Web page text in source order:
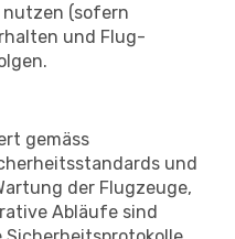
(sofern
und Flug-
gemäss
und
der Flugzeuge,
Abläufe sind